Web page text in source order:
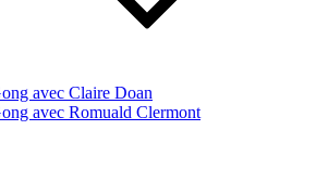
avec Claire Doan
avec Romuald Clermont